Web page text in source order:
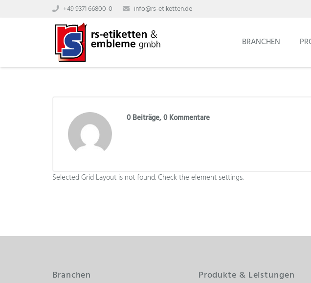
+49 9371 66800-0 info@rs-etiketten.de
BRANCHEN
0 Beiträge, 0 Kommentare
Selected Grid Layout is not found. Check the element settings.
Branchen Produkte & Leistungen